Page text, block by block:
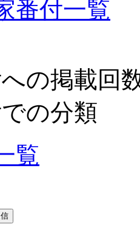
番付一覧
の掲載回
の分類
覧